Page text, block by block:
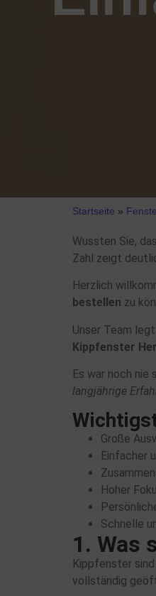
Startseite »
Wussten Sie,
Zahl zeigt
Herzlich
bestellen zu
Unser Team
Kippfenster
Es war noch nie
langjährige
Große
Einfacher
Hoher
Schnelle
1. Was
Kippfenster
vollständig